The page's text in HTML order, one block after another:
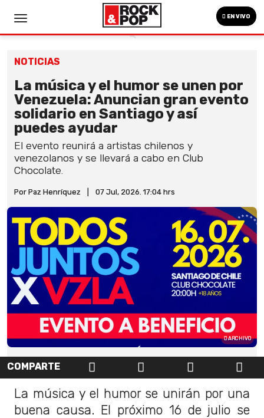
EN VIVO
NOTICIAS
La música y el humor se unen por
Venezuela: Anuncian gran evento
solidario en Santiago y así
puedes ayudar
El evento reunirá a artistas chilenos y
venezolanos y se llevará a cabo en Club
Chocolate.
Por Paz Henríquez 07 Jul, 2026. 17:04 hrs
ARCHIVO
COMPARTE
La música y el humor se unirán por una
buena causa. El próximo 16 de julio se